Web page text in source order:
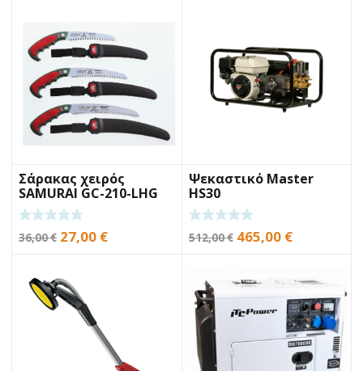
Σάρακας χειρός
SAMURAI GC-210-LHG
21cm
36,00€ Original
was:
36,00 €.
27,00 €Η
Ψεκαστικό Master
HS30
512,00€ Original
512,00 €.
465,00 €Η
είναι:
465,00 €.